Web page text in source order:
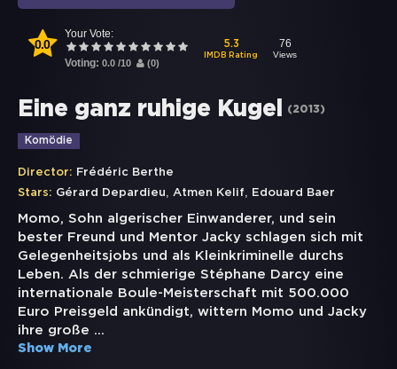
0.0
Your Vote:
Voting: 0.0 /10 (0)
5.3
IMDB Rating
76
Views
Eine ganz ruhige Kugel (2013)
Komödie
Director: Frédéric Berthe
Stars: Gérard Depardieu, Atmen Kelif, Edouard Baer
Momo, Sohn algerischer Einwanderer, und sein
bester Freund und Mentor Jacky schlagen sich mit
Gelegenheitsjobs und als Kleinkriminelle durchs
Leben. Als der schmierige Stéphane Darcy eine
internationale Boule-Meisterschaft mit 500.000
Euro Preisgeld ankündigt, wittern Momo und Jacky
ihre große ...
Show More